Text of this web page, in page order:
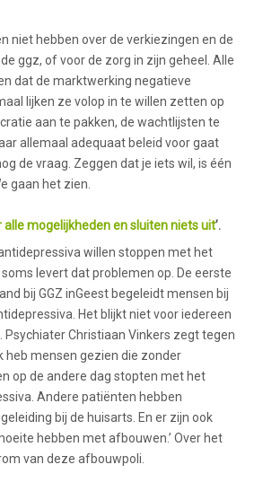
niet hebben over de verkiezingen en de
ggz, of voor de zorg in zijn geheel. Alle
dat de marktwerking negatieve
lijken ze volop in te willen zetten op
aan te pakken, de wachtlijsten te
allemaal adequaat beleid voor gaat
de vraag. Zeggen dat je iets wil, is één
gaan het zien.
alle mogelijkheden en sluiten niets uit’.
willen stoppen met het
levert dat problemen op. De eerste
bij GGZ inGeest begeleidt mensen bij
Het blijkt niet voor iedereen
Psychiater Christiaan Vinkers zegt tegen
heb mensen gezien die zonder
op de andere dag stopten met het
Andere patiënten hebben
bij de huisarts. En er zijn ook
hebben met afbouwen.’ Over het
van deze afbouwpoli.